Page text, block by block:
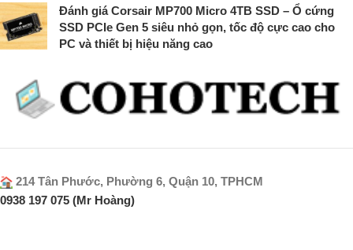
Đánh giá Corsair MP700 Micro 4TB SSD – Ổ cứng
SSD PCIe Gen 5 siêu nhỏ gọn, tốc độ cực cao cho
PC và thiết bị hiệu năng cao
214 Tân Phước, Phường 6, Quận 10, TPHCM
0938 197 075 (Mr Hoàng)